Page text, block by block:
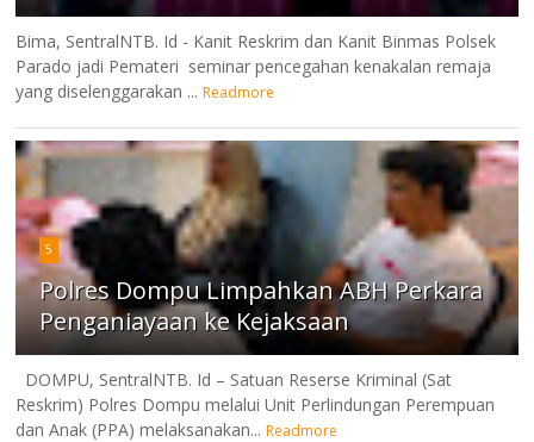
Bima, SentralNTB. Id - Kanit Reskrim dan Kanit Binmas Polsek
Parado jadi Pemateri seminar pencegahan kenakalan remaja
yang diselenggarakan ... Readmore
5
Polres Dompu Limpahkan ABH Perkara
Penganiayaan ke Kejaksaan
DOMPU, SentralNTB. Id – Satuan Reserse Kriminal (Sat
Reskrim) Polres Dompu melalui Unit Perlindungan Perempuan
dan Anak (PPA) melaksanakan... Readmore